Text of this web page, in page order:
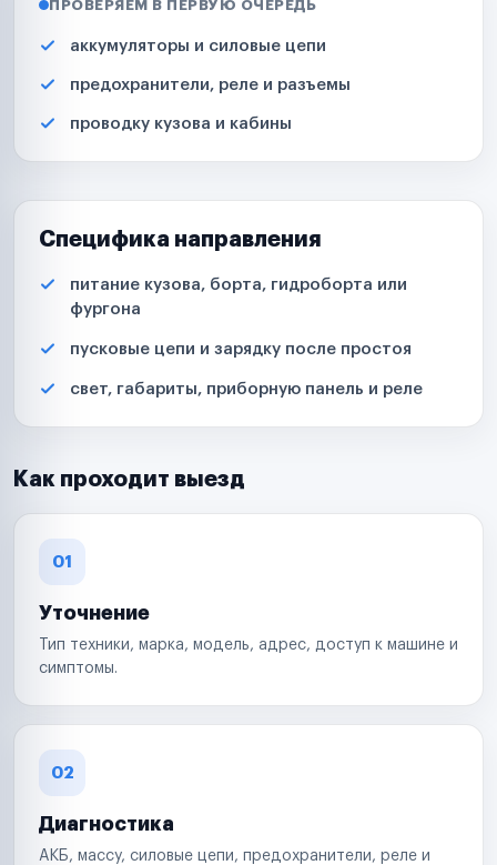
ПРОВЕРЯЕМ В ПЕРВУЮ ОЧЕРЕДЬ
аккумуляторы и силовые цепи
предохранители, реле и разъемы
проводку кузова и кабины
Специфика направления
питание кузова, борта, гидроборта или
фургона
пусковые цепи и зарядку после простоя
свет, габариты, приборную панель и реле
Как проходит выезд
01
Уточнение
Тип техники, марка, модель, адрес, доступ к машине и
симптомы.
02
Диагностика
АКБ, массу, силовые цепи, предохранители, реле и